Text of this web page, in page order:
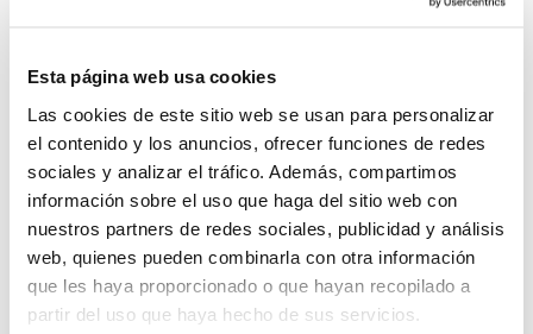
Esta página web usa cookies
Las cookies de este sitio web se usan para personalizar
el contenido y los anuncios, ofrecer funciones de redes
sociales y analizar el tráfico. Además, compartimos
información sobre el uso que haga del sitio web con
nuestros partners de redes sociales, publicidad y análisis
web, quienes pueden combinarla con otra información
que les haya proporcionado o que hayan recopilado a
partir del uso que haya hecho de sus servicios.
Partido benéfico del C.P.
Martínez Valls a favor de
ADIEM y AFAO